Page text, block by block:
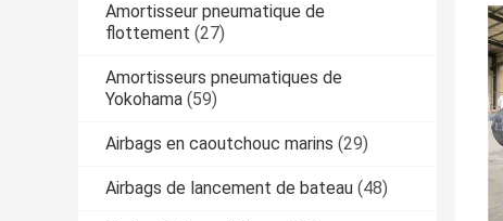
Amortisseur pneumatique de
flottement (27)
Amortisseurs pneumatiques de
Yokohama (59)
Airbags en caoutchouc marins (29)
Airbags de lancement de bateau (48)